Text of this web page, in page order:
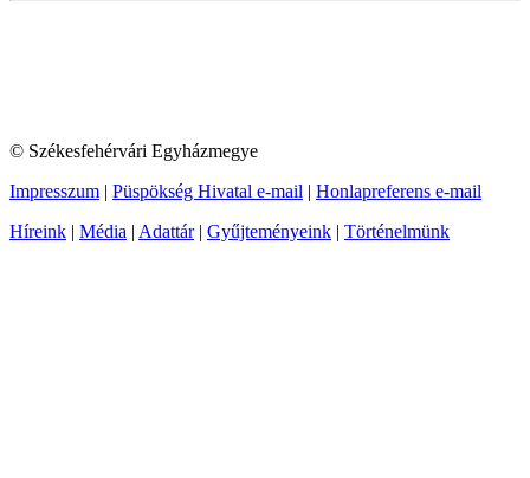
© Székesfehérvári Egyházmegye
Impresszum | Püspökség Hivatal e-mail | Honlapreferens e-mail
Híreink | Média | Adattár| Gyűjteményeink | Történelmünk